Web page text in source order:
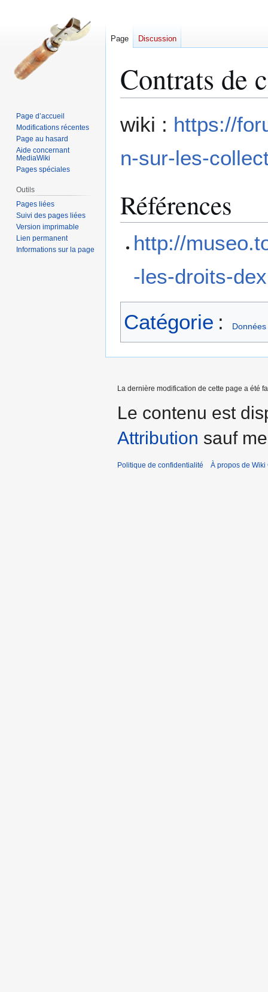
Contrats de
à
navigation
à
recherche
wiki : https://
n-sur-les-
Références
http://
-les-droits-
Catégorie :
Page Discussion
Page d’accueil
Modifications récentes
Page au hasard
Aide concernant
MediaWiki
Pages spéciales
Outils
Pages liées
Suivi des pages liées
Version imprimable
Lien permanent
Informations sur la page
La dernière modification de cette page a été
Le contenu est
Attribution sauf
Politique de confidentialité À propos de Wiki